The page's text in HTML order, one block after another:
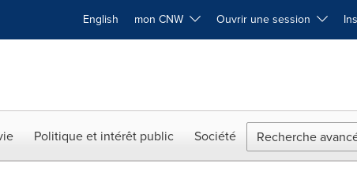
English mon CNW Ouvrir une session
Politique et intérêt public Société Recherche